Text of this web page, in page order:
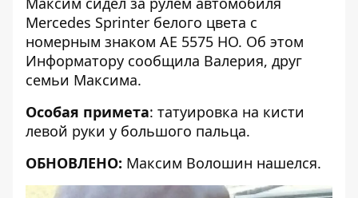
Mercedes Sprinter белого цвета с
номерным знаком AE 5575 HO. Об этом
Информатору сообщила Валерия, друг
семьи Максима.
Особая примета: татуировка на кисти
левой руки у большого пальца.
ОБНОВЛЕНО: Максим Волошин нашелся.